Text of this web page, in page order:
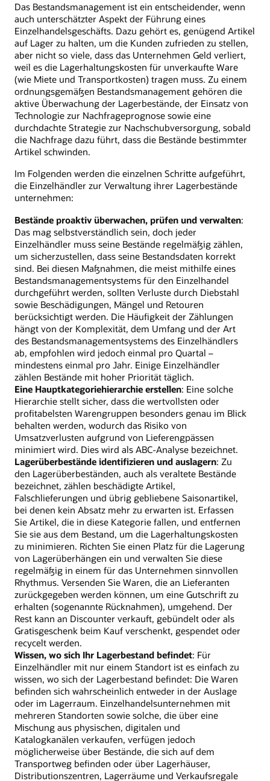
Das Bestandsmanagement ist ein entscheidender, wenn
auch unterschätzter Aspekt der Führung eines
Einzelhandelsgeschäfts. Dazu gehört es, genügend Artikel
auf Lager zu halten, um die Kunden zufrieden zu stellen,
aber nicht so viele, dass das Unternehmen Geld verliert,
weil es die Lagerhaltungskosten für unverkaufte Ware
(wie Miete und Transportkosten) tragen muss. Zu einem
ordnungsgemäßen Bestandsmanagement gehören die
aktive Überwachung der Lagerbestände, der Einsatz von
Technologie zur Nachfrageprognose sowie eine
durchdachte Strategie zur Nachschubversorgung, sobald
die Nachfrage dazu führt, dass die Bestände bestimmter
Artikel schwinden.
Im Folgenden werden die einzelnen Schritte aufgeführt,
die Einzelhändler zur Verwaltung ihrer Lagerbestände
unternehmen:
Bestände proaktiv überwachen, prüfen und verwalten:
Das mag selbstverständlich sein, doch jeder
Einzelhändler muss seine Bestände regelmäßig zählen,
um sicherzustellen, dass seine Bestandsdaten korrekt
sind. Bei diesen Maßnahmen, die meist mithilfe eines
Bestandsmanagementsystems für den Einzelhandel
durchgeführt werden, sollten Verluste durch Diebstahl
sowie Beschädigungen, Mängel und Retouren
berücksichtigt werden. Die Häufigkeit der Zählungen
hängt von der Komplexität, dem Umfang und der Art
des Bestandsmanagementsystems des Einzelhändlers
ab, empfohlen wird jedoch einmal pro Quartal –
mindestens einmal pro Jahr. Einige Einzelhändler
zählen Bestände mit hoher Priorität täglich.
Eine Hauptkategoriehierarchie erstellen: Eine solche
Hierarchie stellt sicher, dass die wertvollsten oder
profitabelsten Warengruppen besonders genau im Blick
behalten werden, wodurch das Risiko von
Umsatzverlusten aufgrund von Lieferengpässen
minimiert wird. Dies wird als ABC-Analyse bezeichnet.
Lagerüberbestände identifizieren und auslagern: Zu
den Lagerüberbeständen, auch als veraltete Bestände
bezeichnet, zählen beschädigte Artikel,
Falschlieferungen und übrig gebliebene Saisonartikel,
bei denen kein Absatz mehr zu erwarten ist. Erfassen
Sie Artikel, die in diese Kategorie fallen, und entfernen
Sie sie aus dem Bestand, um die Lagerhaltungskosten
zu minimieren. Richten Sie einen Platz für die Lagerung
von Lagerüberhängen ein und verwalten Sie diese
regelmäßig in einem für das Unternehmen sinnvollen
Rhythmus. Versenden Sie Waren, die an Lieferanten
zurückgegeben werden können, um eine Gutschrift zu
erhalten (sogenannte Rücknahmen), umgehend. Der
Rest kann an Discounter verkauft, gebündelt oder als
Gratisgeschenk beim Kauf verschenkt, gespendet oder
recycelt werden.
Wissen, wo sich Ihr Lagerbestand befindet: Für
Einzelhändler mit nur einem Standort ist es einfach zu
wissen, wo sich der Lagerbestand befindet: Die Waren
befinden sich wahrscheinlich entweder in der Auslage
oder im Lagerraum. Einzelhandelsunternehmen mit
mehreren Standorten sowie solche, die über eine
Mischung aus physischen, digitalen und
Katalogkanälen verkaufen, verfügen jedoch
möglicherweise über Bestände, die sich auf dem
Transportweg befinden oder über Lagerhäuser,
Distributionszentren, Lagerräume und Verkaufsregale